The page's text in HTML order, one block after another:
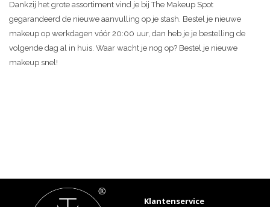
Dankzij het grote assortiment vind je bij The Makeup Spot
gegarandeerd de nieuwe aanvulling op je stash. Bestel je nieuwe
makeup op werkdagen vóór 20:00 uur, dan heb je je bestelling de
volgende dag al in huis. Waar wacht je nog op? Bestel je nieuwe
makeup snel!
Klantenservice